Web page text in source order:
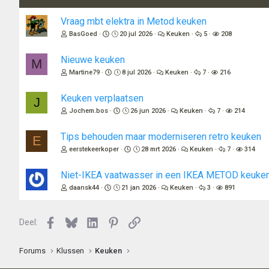
Vraag mbt elektra in Metod keuken
BasGoed 20 jul 2026 Keuken 5 208
M Nieuwe keuken
Martine79 8 jul 2026 Keuken 7 216
J Keuken verplaatsen
Jochem.bos 26 jun 2026 Keuken 7 214
E Tips behouden maar moderniseren retro keuken
eerstekeerkoper 28 mrt 2026 Keuken 7 314
Niet-IKEA vaatwasser in een IKEA METOD
daansk44 21 jan 2026 Keuken 3 891
Deel: Facebook
BlueskyLinkedInPinterest
Link
Forums Klussen Keuken